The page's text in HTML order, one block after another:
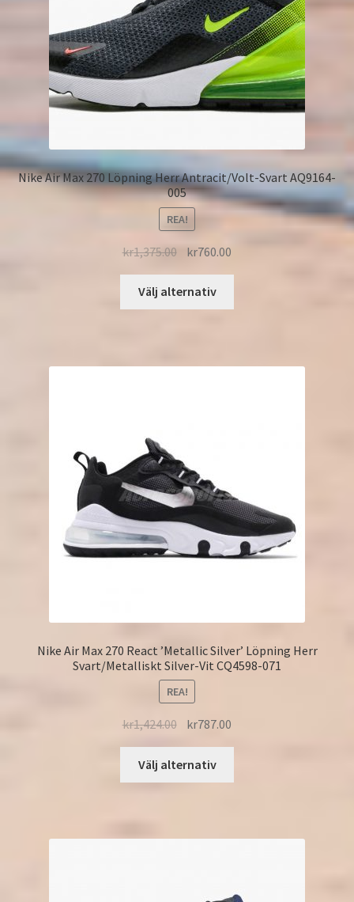
Nike Air Max 270 Löpning Herr Antracit/Volt-Svart AQ9164-
005
REA!
kr1,375.00 kr760.00
Välj alternativ
Nike Air Max 270 React ’Metallic Silver’ Löpning Herr
Svart/Metalliskt Silver-Vit CQ4598-071
REA!
kr1,424.00 kr787.00
Välj alternativ